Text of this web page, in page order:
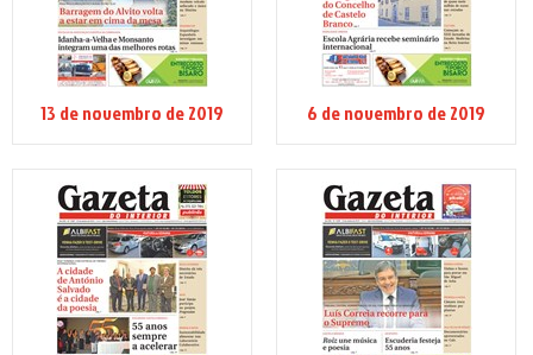
13 de novembro de 2019 6 de novembro de 2019